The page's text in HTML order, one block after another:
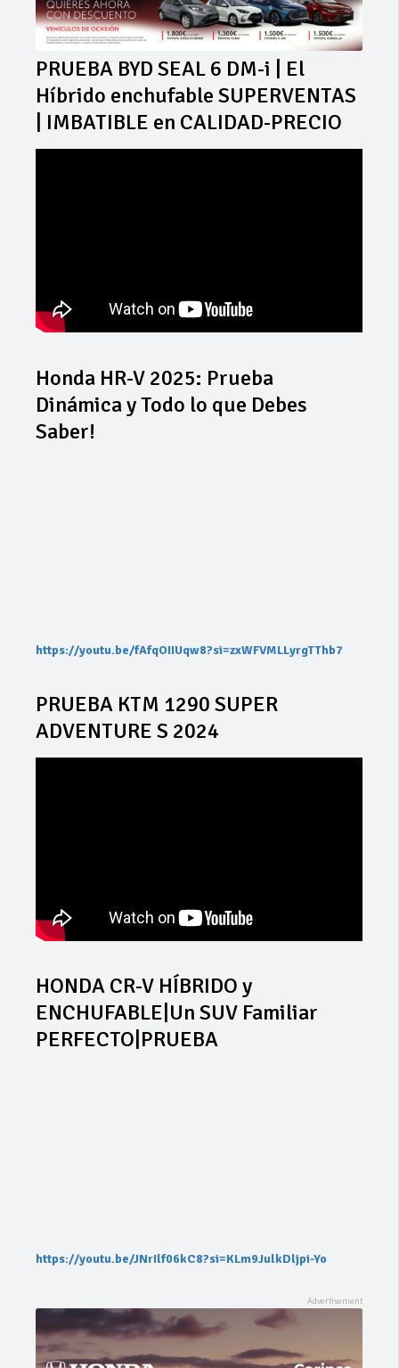
PRUEBA BYD SEAL 6 DM-i | El
Híbrido enchufable SUPERVENTAS
| IMBATIBLE en CALIDAD-PRECIO
Honda HR-V 2025: Prueba
Dinámica y Todo lo que Debes
Saber!
https://youtu.be/fAfqOIIUqw8?si=zxWFVMLLyrgTThb7
PRUEBA KTM 1290 SUPER
ADVENTURE S 2024
HONDA CR-V HÍBRIDO y
ENCHUFABLE|Un SUV Familiar
PERFECTO|PRUEBA
https://youtu.be/JNrIlf06kC8?si=KLm9JulkDljpi-Yo